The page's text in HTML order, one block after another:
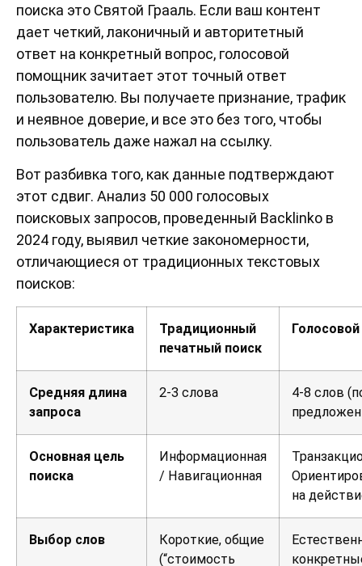
поиска это Святой Грааль. Если ваш контент
дает четкий, лаконичный и авторитетный
ответ на конкретный вопрос, голосовой
помощник зачитает этот точный ответ
пользователю. Вы получаете признание, трафик
и неявное доверие, и все это без того, чтобы
пользователь даже нажал на ссылку.
Вот разбивка того, как данные подтверждают
этот сдвиг. Анализ 50 000 голосовых
поисковых запросов, проведенный Backlinko в
2024 году, выявил четкие закономерности,
отличающиеся от традиционных текстовых
поисков:
Характеристика
Традиционный
печатный поиск
Средняя длина
запроса
2-3 слова
4-8 слов
Основная цель
поиска
Информационная
/ Навигационная
на
Выбор слов
Короткие, общие
(“стоимость